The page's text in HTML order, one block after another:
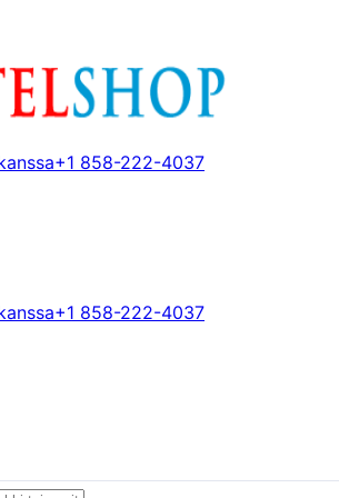
+1 858-222-4037
+1 858-222-4037